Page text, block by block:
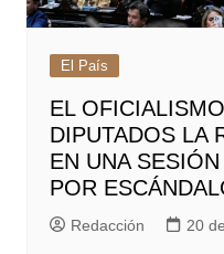
El País
EL
DIPUTADOS LA
EN UNA
POR
Redacción 20